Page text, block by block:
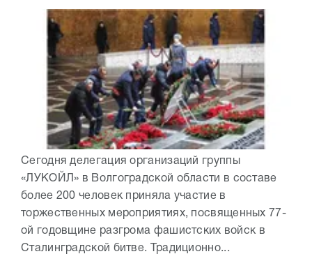
Сегодня делегация организаций группы
«ЛУКОЙЛ» в Волгоградской области в составе
более 200 человек приняла участие в
торжественных мероприятиях, посвященных 77-
ой годовщине разгрома фашистских войск в
Сталинградской битве. Традиционно...